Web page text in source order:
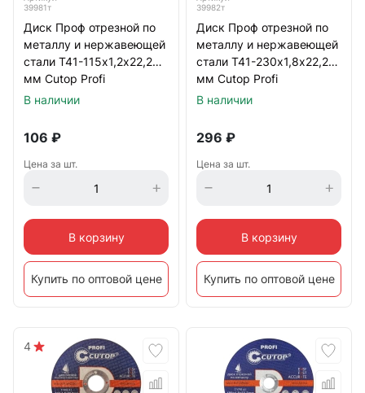
39981т
Диск Проф отрезной по
металлу и нержавеющей
стали Т41-115х1,2х22,2
мм Cutop Profi
В наличии
106 ₽
Цена за шт.
В корзину
Купить по оптовой цене
39982т
Диск Проф отрезной по
металлу и нержавеющей
стали Т41-230х1,8х22,2
мм Cutop Profi
В наличии
296 ₽
Цена за шт.
В корзину
Купить по оптовой цене
4